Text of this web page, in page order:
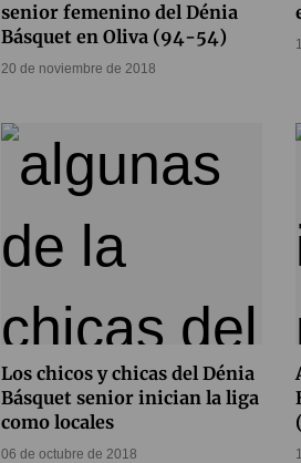
senior femenino del Dénia
Básquet en Oliva (94-54)
20 de noviembre de 2018
Los chicos y chicas del Dénia
Básquet senior inician la liga
como locales
06 de octubre de 2018